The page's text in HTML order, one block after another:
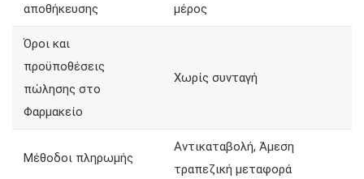
αποθήκευσης
μέρος
Όροι και
προϋποθέσεις
πώλησης στο
Φαρμακείο
Χωρίς συνταγή
Μέθοδοι πληρωμής
Αντικαταβολή, Άμεση
τραπεζική μεταφορά